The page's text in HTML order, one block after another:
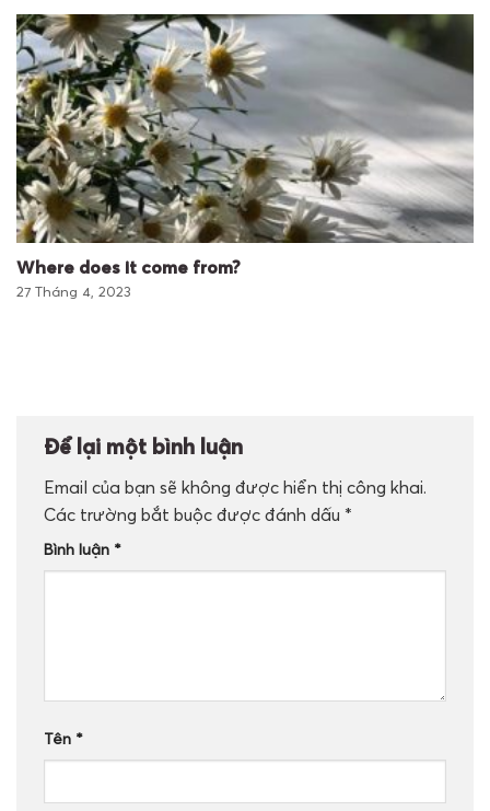
Where does it come from?
27 Tháng 4, 2023
Để lại một bình luận
Email của bạn sẽ không được hiển thị công khai.
Các trường bắt buộc được đánh dấu *
Bình luận *
Tên *